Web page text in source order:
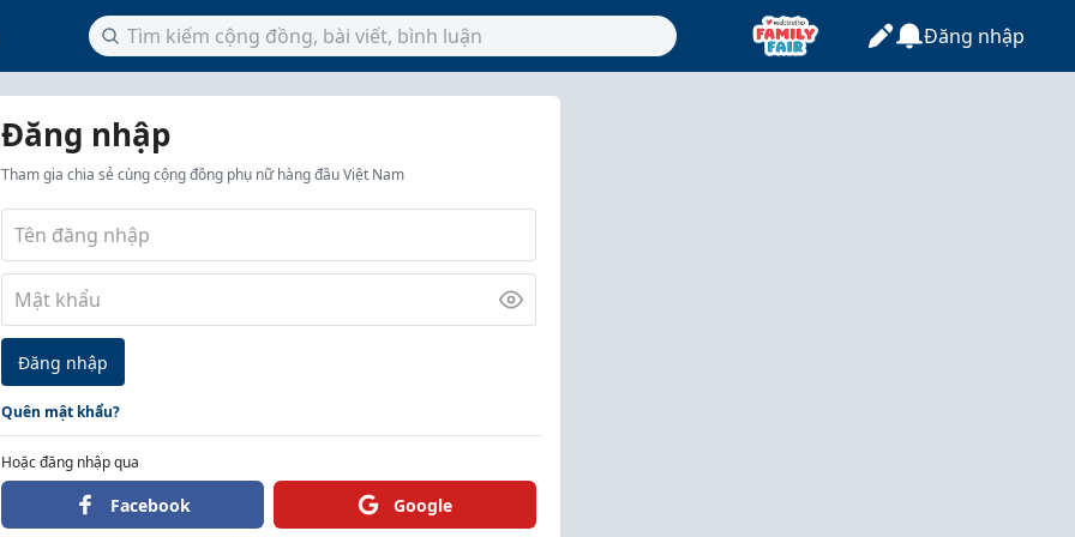
Đăng nhập
Đăng nhập
Tham gia chia sẻ cùng cộng đồng phụ nữ hàng đầu Việt Nam
Đăng nhập
Quên mật khẩu?
Hoặc đăng nhập qua
Facebook Google